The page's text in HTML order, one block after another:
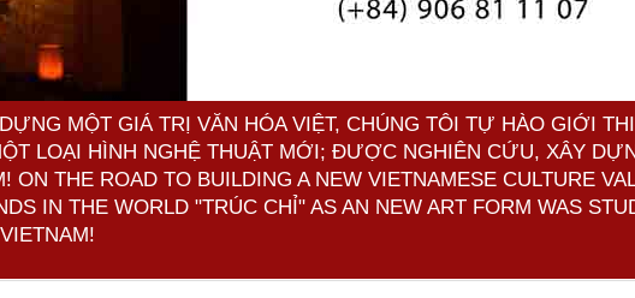
MỘT GIÁ TRỊ VĂN HÓA VIỆT, CHÚNG TÔI TỰ HÀO GIỚI
LOẠI HÌNH NGHỆ THUẬT MỚI; ĐƯỢC NGHIÊN CỨU, XÂY
ON THE ROAD TO BUILDING A NEW VIETNAMESE CULTURE
IN THE WORLD "TRÚC CHỈ" AS AN NEW ART FORM WAS